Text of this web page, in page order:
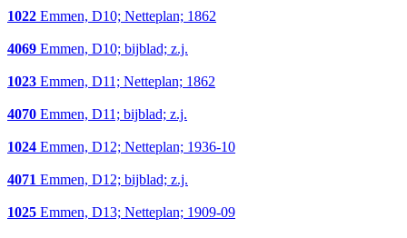
1022 Emmen, D10; Netteplan; 1862
4069 Emmen, D10; bijblad; z.j.
1023 Emmen, D11; Netteplan; 1862
4070 Emmen, D11; bijblad; z.j.
1024 Emmen, D12; Netteplan; 1936-10
4071 Emmen, D12; bijblad; z.j.
1025 Emmen, D13; Netteplan; 1909-09